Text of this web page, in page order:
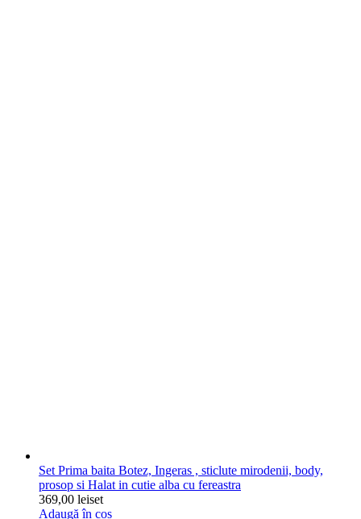
Set Prima baita Botez, Ingeras , sticlute mirodenii, body,
prosop si Halat in cutie alba cu fereastra
369,00 leiset
Adaugă în coș